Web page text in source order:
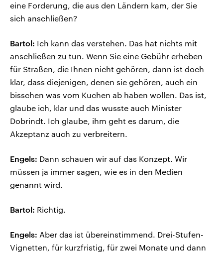
eine Forderung, die aus den Ländern kam, der Sie
sich anschließen?
Bartol: Ich kann das verstehen. Das hat nichts mit
anschließen zu tun. Wenn Sie eine Gebühr erheben
für Straßen, die Ihnen nicht gehören, dann ist doch
klar, dass diejenigen, denen sie gehören, auch ein
bisschen was vom Kuchen ab haben wollen. Das ist,
glaube ich, klar und das wusste auch Minister
Dobrindt. Ich glaube, ihm geht es darum, die
Akzeptanz auch zu verbreitern.
Engels: Dann schauen wir auf das Konzept. Wir
müssen ja immer sagen, wie es in den Medien
genannt wird.
Bartol: Richtig.
Engels: Aber das ist übereinstimmend. Drei-Stufen-
Vignetten, für kurzfristig, für zwei Monate und dann